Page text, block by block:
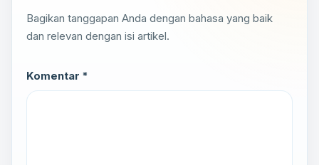
Bagikan tanggapan Anda dengan bahasa yang baik
dan relevan dengan isi artikel.
Komentar *